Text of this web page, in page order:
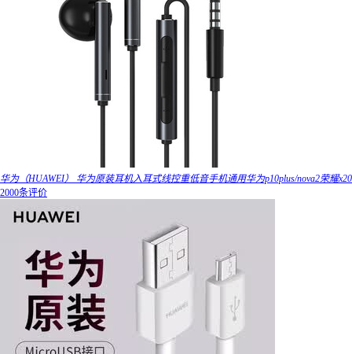
华为（HUAWEI） 华为原装耳机入耳式线控重低音手机通用华为p10plus/nova2荣耀x20
2000条评价